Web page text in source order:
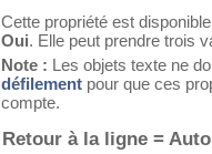
Cette propriété est
Oui. Elle peut prendre trois
Note : Les objets texte ne
défilement pour que ces
compte.
Retour à la ligne =